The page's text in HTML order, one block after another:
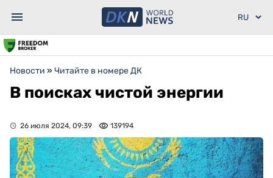
Новости » Читайте в номере ДК
В поисках чистой энергии
26 июля 2024, 09:39 139194